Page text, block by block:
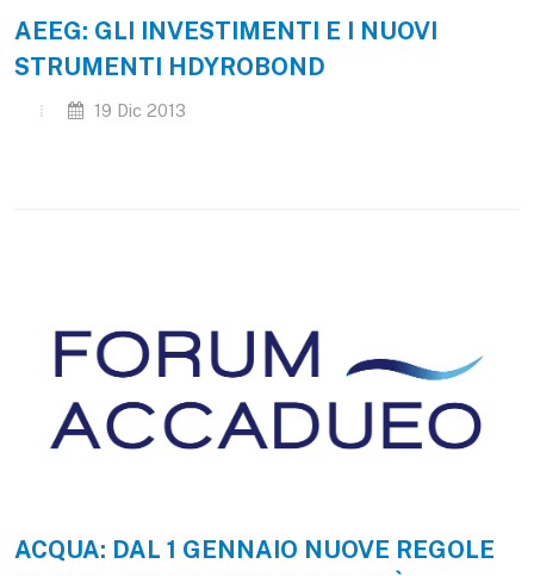
AEEG: GLI INVESTIMENTI E I NUOVI
STRUMENTI HDYROBOND
19 Dic 2013
ACQUA: DAL 1 GENNAIO NUOVE REGOLE